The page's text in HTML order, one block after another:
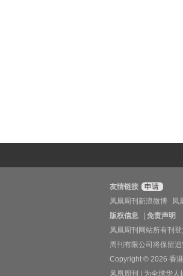
友情链接
申请
凤凰周刊新浪微博
凤
版权信息
| 免责声明
凤凰周刊网站所有刊
周刊有限公司将保留
Copyright © 2026 香
凤凰周刊 | 为全球华人